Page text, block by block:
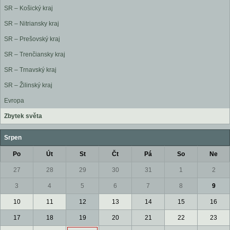
SR – Košický kraj
SR – Nitriansky kraj
SR – Prešovský kraj
SR – Trenčiansky kraj
SR – Trnavský kraj
SR – Žilinský kraj
Evropa
Zbytek světa
Srpen
Po Út St Čt Pá So Ne
27 28 29 30 31 1 2
3 4 5 6 7 8 9
10 11 12 13 14 15 16
17 18 19 20 21 22 23